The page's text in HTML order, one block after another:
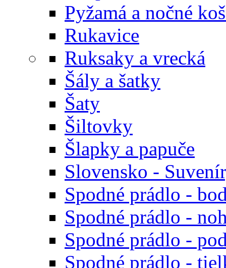
Pyžamá a nočné
Rukavice
Ruksaky a vrecká
Šály a šatky
Šaty
Šiltovky
Šlapky a papuče
Slovensko -
Spodné prádlo -
Spodné prádlo -
Spodné prádlo -
Spodné prádlo -